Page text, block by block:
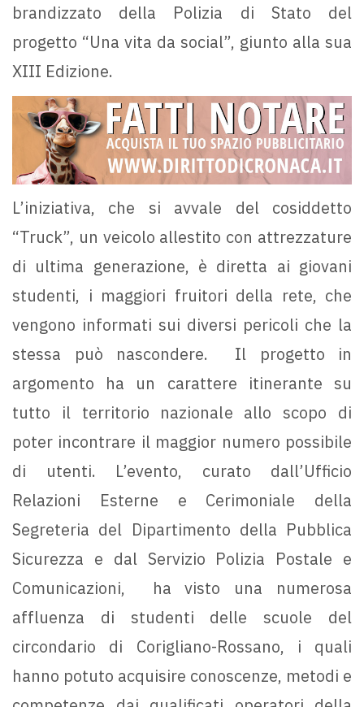
brandizzato della Polizia di Stato del
progetto “Una vita da social”, giunto alla sua
XIII Edizione.
L’iniziativa, che si avvale del cosiddetto
“Truck”, un veicolo allestito con attrezzature
di ultima generazione, è diretta ai giovani
studenti, i maggiori fruitori della rete, che
vengono informati sui diversi pericoli che la
stessa può nascondere. Il progetto in
argomento ha un carattere itinerante su
tutto il territorio nazionale allo scopo di
poter incontrare il maggior numero possibile
di utenti. L’evento, curato dall’Ufficio
Relazioni Esterne e Cerimoniale della
Segreteria del Dipartimento della Pubblica
Sicurezza e dal Servizio Polizia Postale e
Comunicazioni, ha visto una numerosa
affluenza di studenti delle scuole del
circondario di Corigliano-Rossano, i quali
hanno potuto acquisire conoscenze, metodi e